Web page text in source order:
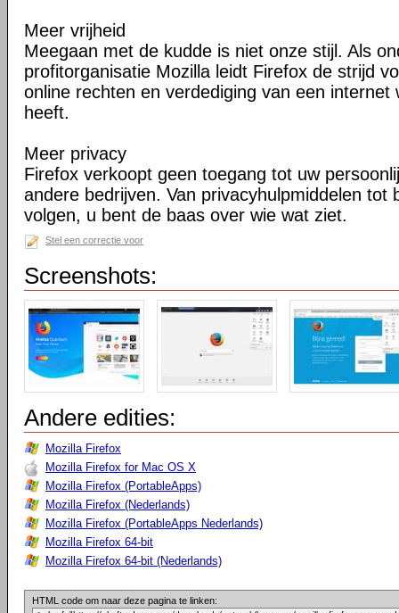
Meer vrijheid
Meegaan met de kudde is niet onze stijl. Als
profitorganisatie Mozilla leidt Firefox de strijd
online rechten en verdediging van een internet
heeft.
Meer privacy
Firefox verkoopt geen toegang tot uw
andere bedrijven. Van privacyhulpmiddelen tot
volgen, u bent de baas over wie wat ziet.
Stel een correctie voor
Screenshots:
Andere edities:
Mozilla Firefox
Mozilla Firefox for Mac OS X
Mozilla Firefox (PortableApps)
Mozilla Firefox (Nederlands)
Mozilla Firefox (PortableApps Nederlands)
Mozilla Firefox 64-bit
Mozilla Firefox 64-bit (Nederlands)
HTML code om naar deze pagina te linken: